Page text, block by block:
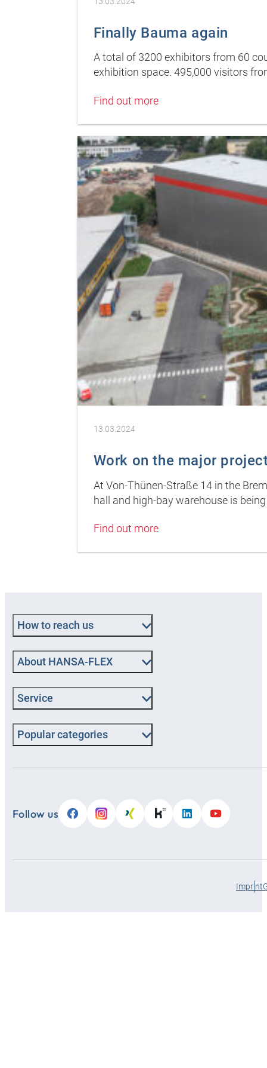
Finally Bauma again
A total of 3200 exhibitors from 60
exhibition space. 495,000 visitors
Find out more
13.03.2024
Work on the major
At Von-Thünen-Straße 14 in the
hall and high-bay warehouse is
Find out more
How to reach us
About HANSA-FLEX
Service
Popular categories
Follow us
Imprint